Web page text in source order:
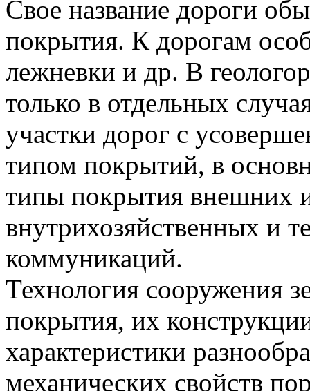
Свое название дороги
покрытия. К дорогам
лежневки и др. В
только в отдельных
участки дорог с
типом покрытий, в
типы покрытия внешних
внутрихозяйственных и
коммуникаций.
Технология сооружения
покрытия, их
характеристики
механических свойств